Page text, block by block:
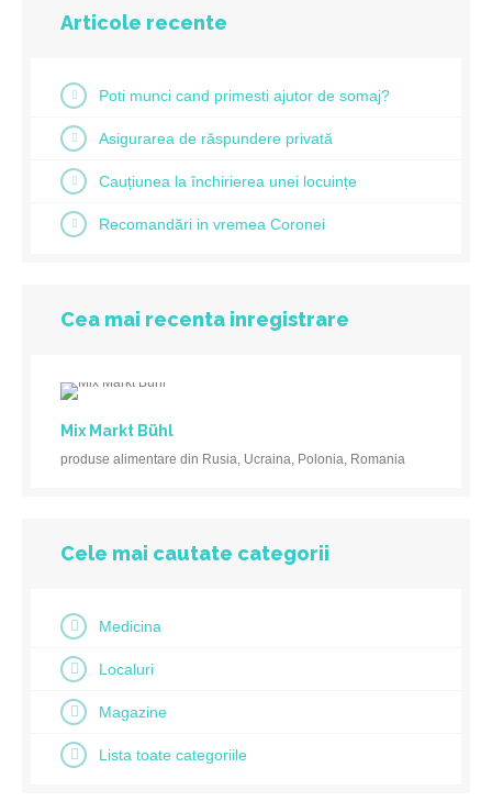
Articole recente
Poti munci cand primesti ajutor de somaj?
Asigurarea de răspundere privată
Cauțiunea la închirierea unei locuințe
Recomandări in vremea Coronei
Cea mai recenta inregistrare
Mix Markt Bühl
produse alimentare din Rusia, Ucraina, Polonia, Romania
Cele mai cautate categorii
Medicina
Localuri
Magazine
Lista toate categoriile